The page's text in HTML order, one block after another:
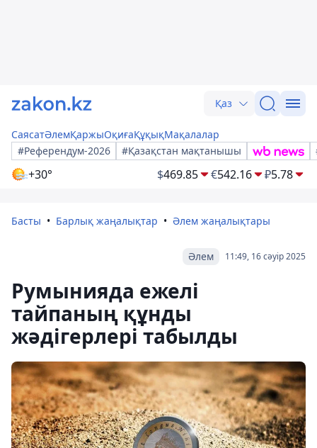
Қаз
СаясатӘлемҚаржыОқиғаҚұқықМақалалар
#Референдум-2026
#Қазақстан мақтанышы
+30° $469.85 €542.16 ₽5.78
Басты Барлық жаңалықтар Әлем жаңалықтары
11:49, 16 сәуір 2025
Әлем
Румынияда ежелі
тайпаның құнды
жәдігерлері табылды